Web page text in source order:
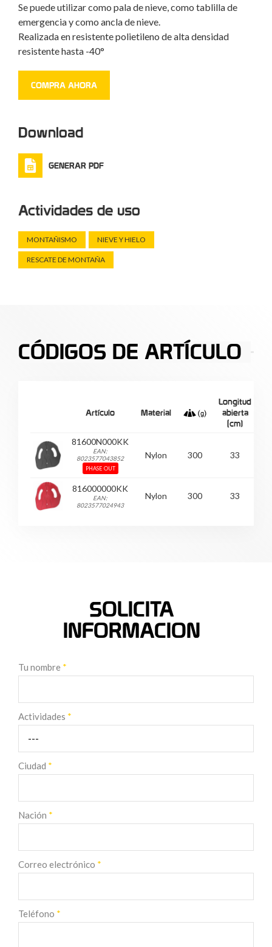
Se puede utilizar como pala de nieve, como tablilla de
emergencia y como ancla de nieve.
Realizada en resistente polietileno de alta densidad
resistente hasta -40°
COMPRA AHORA
Download
GENERAR PDF
Actividades de uso
MONTAÑISMO NIEVE Y HIELO
RESCATE DE MONTAÑA
CÓDIGOS DE ARTÍCULO
Artículo Material
Longitud
abierta
(cm)
81600N000KK
EAN:
8023577043852
PHASE OUT
Nylon 300 33
816000000KK
EAN:
8023577024943
Nylon 300 33
SOLICITA
INFORMACION
Tu nombre *
Actividades *
Ciudad *
Nación *
Correo electrónico *
Teléfono *